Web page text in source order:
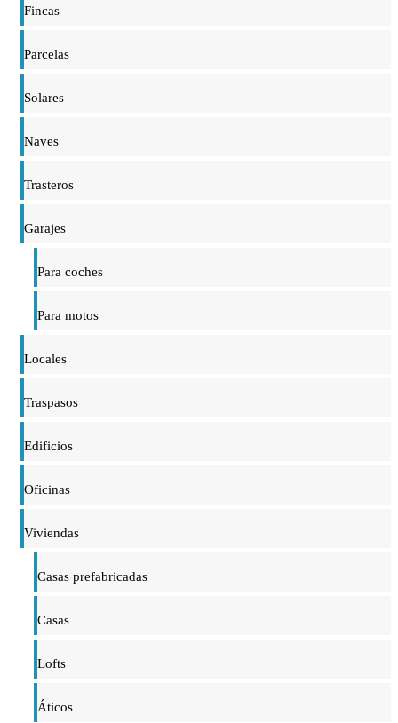
Fincas
Parcelas
Solares
Naves
Trasteros
Garajes
Para coches
Para motos
Locales
Traspasos
Edificios
Oficinas
Viviendas
Casas prefabricadas
Casas
Lofts
Áticos